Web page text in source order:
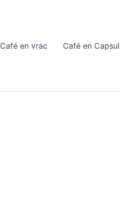
Café en vrac Café en